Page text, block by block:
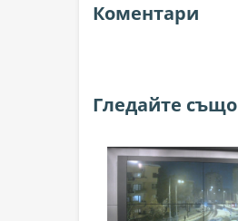
Коментари
Гледайте също